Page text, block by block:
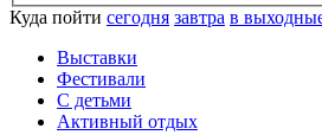
Куда пойти сегодня завтра в
Выставки
Фестивали
С детьми
Активный отдых